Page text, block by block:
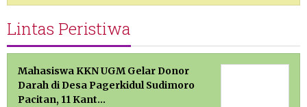
Lintas Peristiwa
Mahasiswa KKN UGM Gelar Donor
Darah di Desa Pagerkidul Sudimoro
Pacitan, 11 Kant…